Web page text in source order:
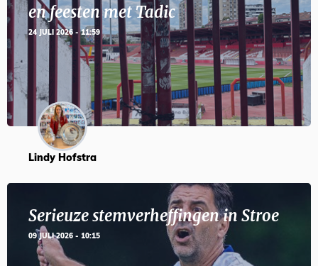
en feesten met Tadic
24 JULI 2026 - 11:59
Lindy Hofstra
Serieuze stemverheffingen in Stroe
09 JULI 2026 - 10:15